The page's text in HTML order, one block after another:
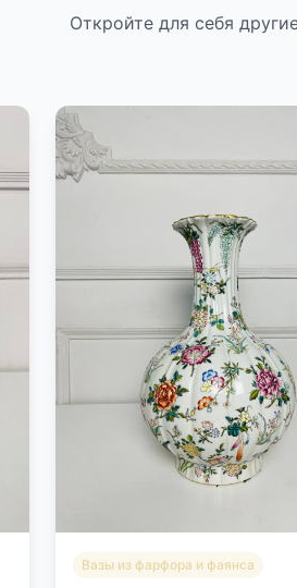
Откройте для себя
Вазы из фарфора и фаянса